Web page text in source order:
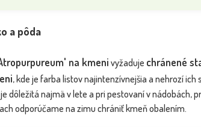
a pôda
na kmenivyžaduje chránené
, kde je farba listov najintenzívnejšia a nehrozí
dôležitá najmä v lete a pri pestovaní v nádobách,
odporúčame na zimu chrániť kmeň obalením.